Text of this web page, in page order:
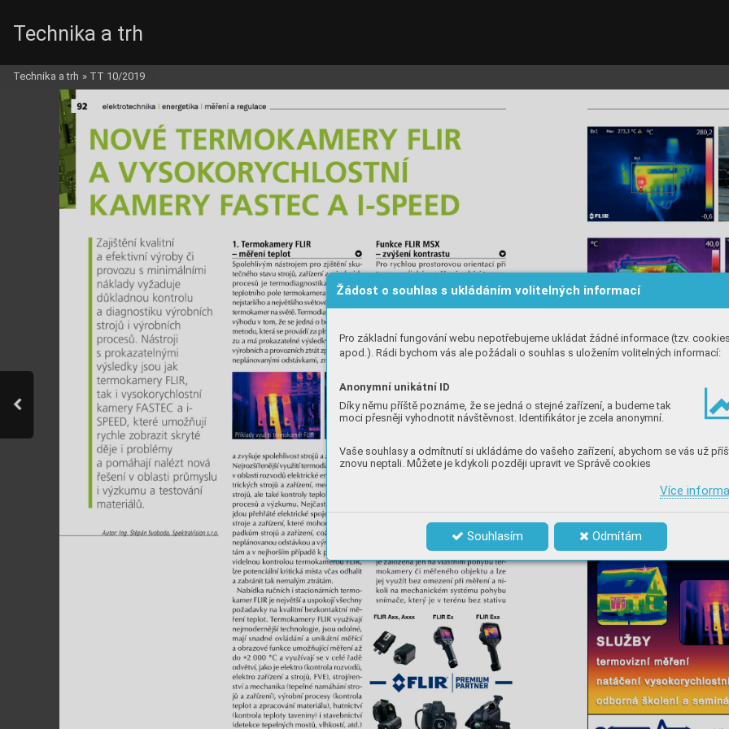
Žádost o souhlas s ukládáním volitelných informací
Pro základní fungování webu nepotřebujeme ukládat žádné informace (tzv.
apod.). Rádi bychom vás ale požádali o souhlas s uložením volitelných informací:
Anonymní unikátní ID
Díky němu příště poznáme, že se jedná o stejné zařízení, a budeme tak
moci přesněji vyhodnotit návštěvnost. Identifikátor je zcela anonymní.
Vaše souhlasy a odmítnutí si ukládáme do vašeho zařízení, abychom se vás už
znovu neptali. Můžete je kdykoli později upravit ve Správě cookies
Více
Souhlasím Odmítám
Technika a trh
Technika a trh » TT 10/2019